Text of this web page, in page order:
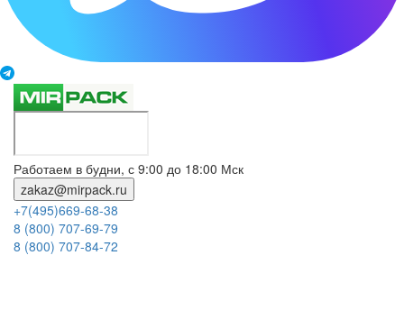
Работаем в будни, с 9:00 до 18:00 Мск
zakaz@mirpack.ru
+7(495)669-68-38
8 (800) 707-69-79
8 (800) 707-84-72